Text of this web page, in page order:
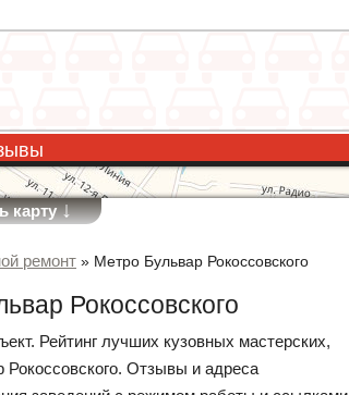
карту↓
ремонт » Метро Бульвар Рокоссовского
Рокоссовского
Рейтинг лучших кузовных мастерских,
Отзывы и адреса